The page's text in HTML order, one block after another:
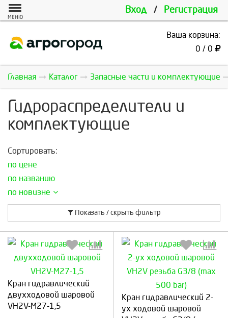
Вход / Регистрация
МЕНЮ
Ваша корзина:
0 / 0
Главная Каталог Запасные части и комплектующие
Гидрораспределители и
комплектующие
Сортировать:
по цене
по названию
по новизне
Показать / скрыть фильтр
Кран гидравлический
двухходовой шаровой
VH2V-М27-1,5
Выберите количество:
Кран гидравлический 2-
ух ходовой шаровой
Выберите количество: